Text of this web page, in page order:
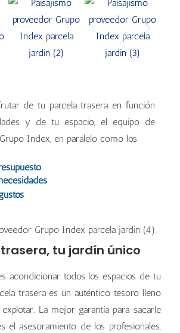
de tu parcela trasera en función
y de tu espacio, el equipo de
Index, en paralelo como los
tu jardín único
acondicionar todos los espacios de tu
trasera es un auténtico tesoro lleno
La mejor garantía para sacarle
el asesoramiento de los profesionales,